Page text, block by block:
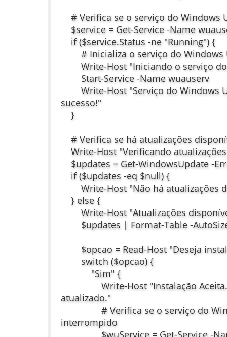
# Verifica se o serviço do Windows
$service = Get-Service -Name
if ($service.Status -ne "Running") {
# Inicializa o serviço do Windows
Write-Host "Iniciando o serviço do
Start-Service -Name wuauserv
Write-Host "Serviço do Windows
sucesso!"
}
# Verifica se há atualizações
Write-Host "Verificando
$updates = Get-WindowsUpdate -
if ($updates -eq $null) {
Write-Host "Não há atualizações
} else {
Write-Host "Atualizações
$updates | Format-Table -
$opcao = Read-Host "Deseja
switch ($opcao) {
"Sim" {
Write-Host "Instalação Aceita.
atualizado."
# Verifica se o serviço do
interrompido